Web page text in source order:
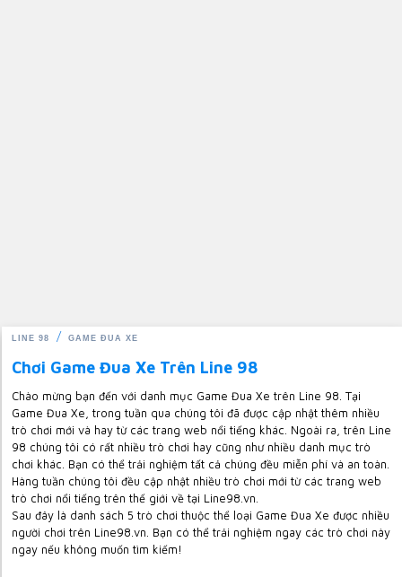
LINE 98 GAME ĐUA XE
Chơi Game Đua Xe Trên Line 98
Chào mừng bạn đến với danh mục Game Đua Xe trên Line 98. Tại
Game Đua Xe, trong tuần qua chúng tôi đã được cập nhật thêm nhiều
trò chơi mới và hay từ các trang web nổi tiếng khác. Ngoài ra, trên Line
98 chúng tôi có rất nhiều trò chơi hay cũng như nhiều danh mục trò
chơi khác. Bạn có thể trải nghiệm tất cả chúng đều miễn phí và an toàn.
Hàng tuần chúng tôi đều cập nhật nhiều trò chơi mới từ các trang web
trò chơi nổi tiếng trên thế giới về tại Line98.vn.
Sau đây là danh sách 5 trò chơi thuộc thể loại Game Đua Xe được nhiều
người chơi trên Line98.vn. Bạn có thể trải nghiệm ngay các trò chơi này
ngay nếu không muốn tìm kiếm!